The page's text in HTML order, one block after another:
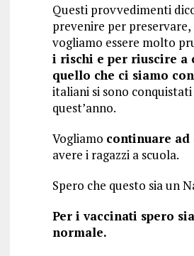
Questi provvedimenti
prevenire per
vogliamo essere molto
i rischi e per riuscire a
quello che ci siamo
italiani si sono
quest’anno.
Vogliamo continuare ad
avere i ragazzi a scuola.
Spero che questo sia un
Per i vaccinati spero
normale.